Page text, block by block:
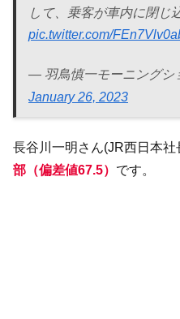
して、乗客が車内に閉じ
pic.twitter.com/
— 羽鳥慎一モーニングシ
January 26, 2023
長谷川一明さん(JR西日本社
部（偏差値67.5） です。